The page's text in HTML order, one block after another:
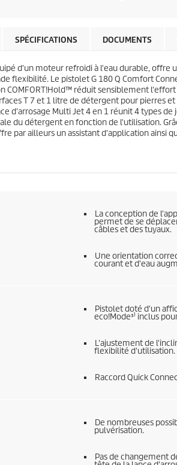
t9
1
5
a
v
i
s
SPÉCIFICATIONS DOCUMENTS
d'un moteur refroidi à l'eau durable,
flexibilité. Le pistolet G 180 Q Comfort
COMFORT!Hold™ réduit sensiblement
T 7 et 1 litre de détergent pour pierres
d'arrosage Multi Jet 4 en 1 réunit 4 types
du détergent en fonction de l'utilisation.
par ailleurs un assistant d'application ainsi
La conception de
permet de se
câbles et des tuyaux.
Une orientation
courant et d'eau
Pistolet doté d'un
eco!Mode³⁾ inclus
L'ajustement de
flexibilité d'utilisation.
RaccordQuick
De nombreuses
pulvérisation.
Pas de changement